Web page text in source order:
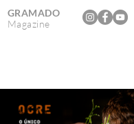
GRAMADO
Magazine